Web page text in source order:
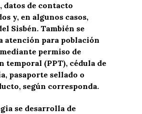
datos de contacto
y, en algunos casos,
Sisbén. También se
atención para población
permiso de
temporal (PPT), cédula de
pasaporte sellado o
según corresponda.
se desarrolla de